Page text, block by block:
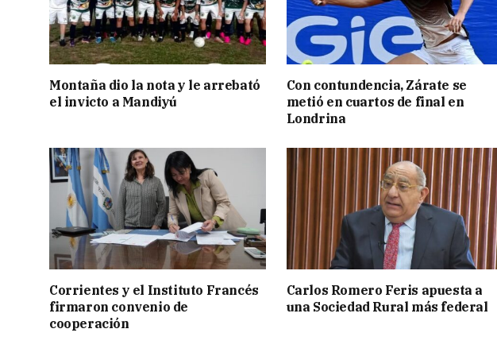
Montaña dio la nota y le arrebató
el invicto a Mandiyú
Con contundencia, Zárate se
metió en cuartos de final en
Londrina
Corrientes y el Instituto Francés
firmaron convenio de
cooperación
Carlos Romero Feris apuesta a
una Sociedad Rural más federal